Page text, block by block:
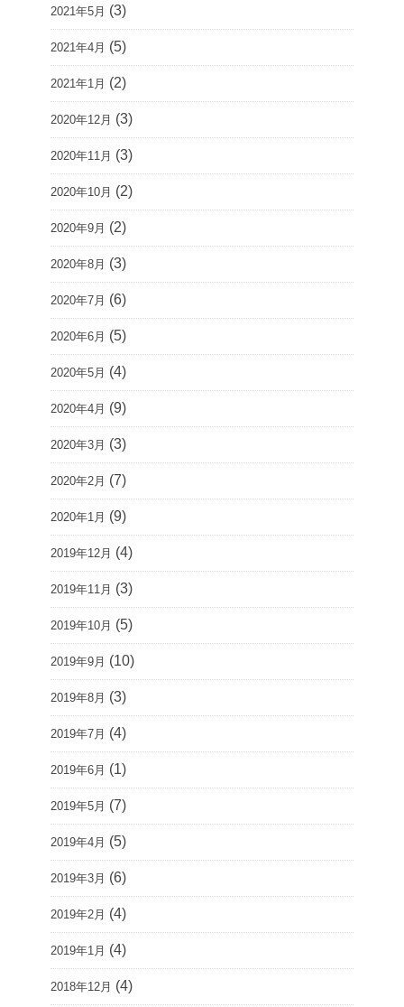
2021年5月 (3)
2021年4月 (5)
2021年1月 (2)
2020年12月 (3)
2020年11月 (3)
2020年10月 (2)
2020年9月 (2)
2020年8月 (3)
2020年7月 (6)
2020年6月 (5)
2020年5月 (4)
2020年4月 (9)
2020年3月 (3)
2020年2月 (7)
2020年1月 (9)
2019年12月 (4)
2019年11月 (3)
2019年10月 (5)
2019年9月 (10)
2019年8月 (3)
2019年7月 (4)
2019年6月 (1)
2019年5月 (7)
2019年4月 (5)
2019年3月 (6)
2019年2月 (4)
2019年1月 (4)
2018年12月 (4)